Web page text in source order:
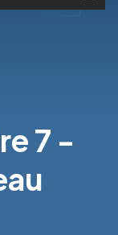
7 -